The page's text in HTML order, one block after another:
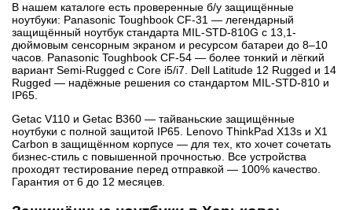
В нашем каталоге есть проверенные б/у защищённые
ноутбуки: Panasonic Toughbook CF-31 — легендарный
защищённый ноутбук стандарта MIL-STD-810G с 13,1-
дюймовым сенсорным экраном и ресурсом батареи до 8–10
часов. Panasonic Toughbook CF-54 — более тонкий и лёгкий
вариант Semi-Rugged с Core i5/i7. Dell Latitude 12 Rugged и 14
Rugged — надёжные решения со стандартом MIL-STD-810 и
IP65.
Getac V110 и Getac B360 — тайваньские защищённые
ноутбуки с полной защитой IP65. Lenovo ThinkPad X13s и X1
Carbon в защищённом корпусе — для тех, кто хочет сочетать
бизнес-стиль с повышенной прочностью. Все устройства
проходят тестирование перед отправкой — 100% качество.
Гарантия от 6 до 12 месяцев.